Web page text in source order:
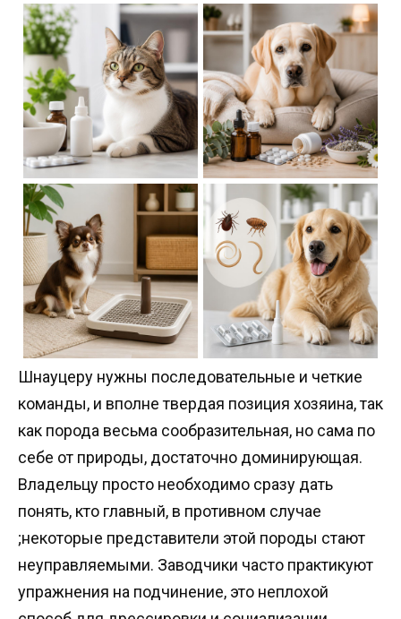
Шнауцеру нужны последовательные и четкие
команды, и вполне твердая позиция хозяина, так
как порода весьма сообразительная, но сама по
себе от природы, достаточно доминирующая.
Владельцу просто необходимо сразу дать
понять, кто главный, в противном случае
;некоторые представители этой породы стают
неуправляемыми. Заводчики часто практикуют
упражнения на подчинение, это неплохой